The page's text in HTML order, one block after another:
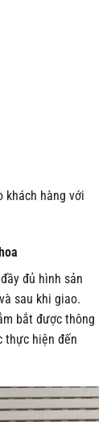
khách hàng với
đủ hình sản
sau khi giao.
bắt được thông
thực hiện đến